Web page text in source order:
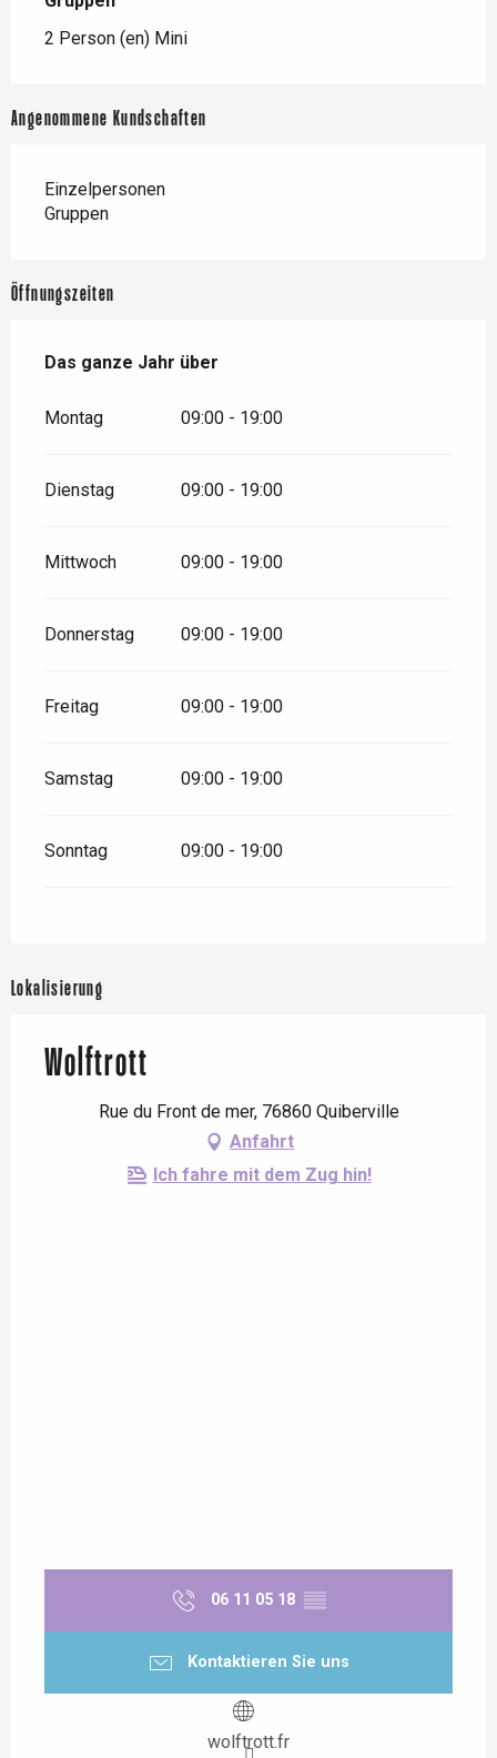
2 Person (en) Mini
Angenommene Kundschaften
Einzelpersonen
Gruppen
Öffnungszeiten
Das ganze Jahr über
Das ganze Jahr über
Montag 09:00 - 19:00
Dienstag 09:00 - 19:00
Mittwoch 09:00 - 19:00
Donnerstag 09:00 - 19:00
Freitag 09:00 - 19:00
Samstag 09:00 - 19:00
Sonntag 09:00 - 19:00
Lokalisierung
Wolftrott
Rue du Front de mer, 76860 Quiberville
Anfahrt
Ich fahre mit dem Zug hin!
06 11 05 18 ▒▒
Kontaktieren Sie uns
wolftrott.fr